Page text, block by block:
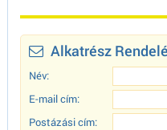
Alkatrész
Név:
E-mail cím:
Postázási cím: